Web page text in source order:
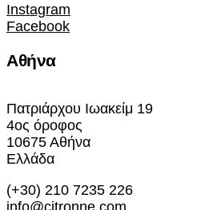
Instagram
Facebook
Αθήνα
Πατριάρχου Ιωακείμ 19
4ος όροφος
10675 Αθήνα
Ελλάδα
(+30) 210 7235 226
info@citronne.com